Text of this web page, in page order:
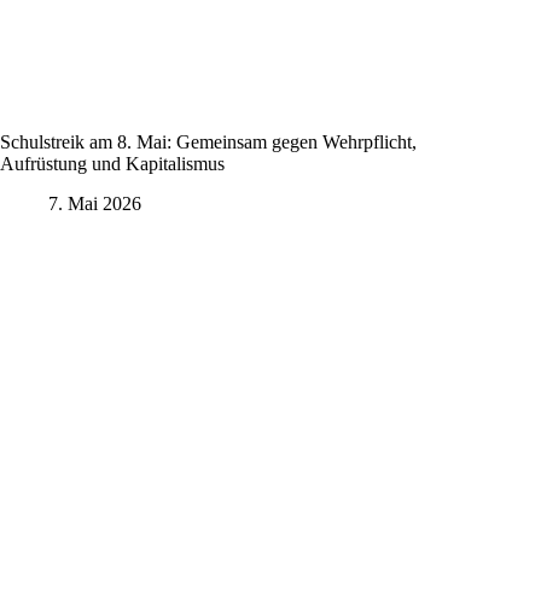
Schulstreik am 8. Mai: Gemeinsam gegen Wehrpflicht,
Aufrüstung und Kapitalismus
7. Mai 2026